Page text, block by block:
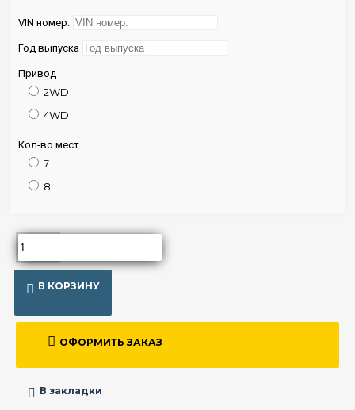
VIN номер:
Год выпуска
Привод
2WD
4WD
Кол-во мест
7
8
В КОРЗИНУ
ОФОРМИТЬ ЗАКАЗ
В закладки